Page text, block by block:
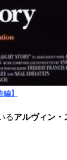
】
るアルヴィン・